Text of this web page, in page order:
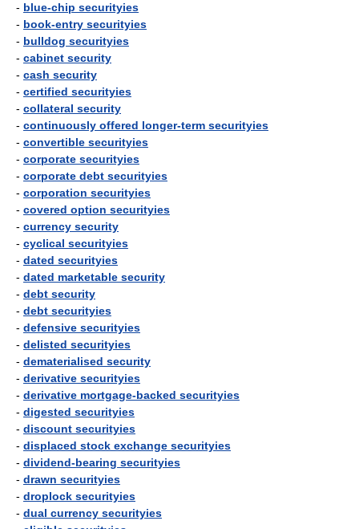
- blue-chip securityies
- book-entry securityies
- bulldog securityies
- cabinet security
- cash security
- certified securityies
- collateral security
- continuously offered longer-term securityies
- convertible securityies
- corporate securityies
- corporate debt securityies
- corporation securityies
- covered option securityies
- currency security
- cyclical securityies
- dated securityies
- dated marketable security
- debt security
- debt securityies
- defensive securityies
- delisted securityies
- dematerialised security
- derivative securityies
- derivative mortgage-backed securityies
- digested securityies
- discount securityies
- displaced stock exchange securityies
- dividend-bearing securityies
- drawn securityies
- droplock securityies
- dual currency securityies